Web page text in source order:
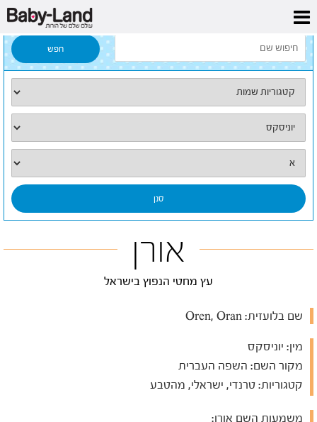
דף הבית
אורן
עץ מחטי הנפוץ בישראל
שם בלועזית:
מין: יוניסקס
מקור השם: השפה העברית
קטגוריות: טרנדי, ישראלי, מהטבע
משמעות השם אורן: